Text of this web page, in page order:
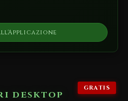
DESKTOP
GRATIS